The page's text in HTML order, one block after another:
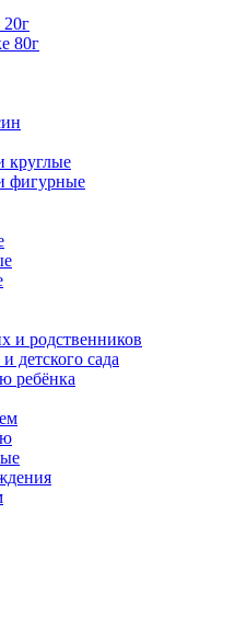
20г
80г
круглые
фигурные
и родственников
детского сада
ребёнка